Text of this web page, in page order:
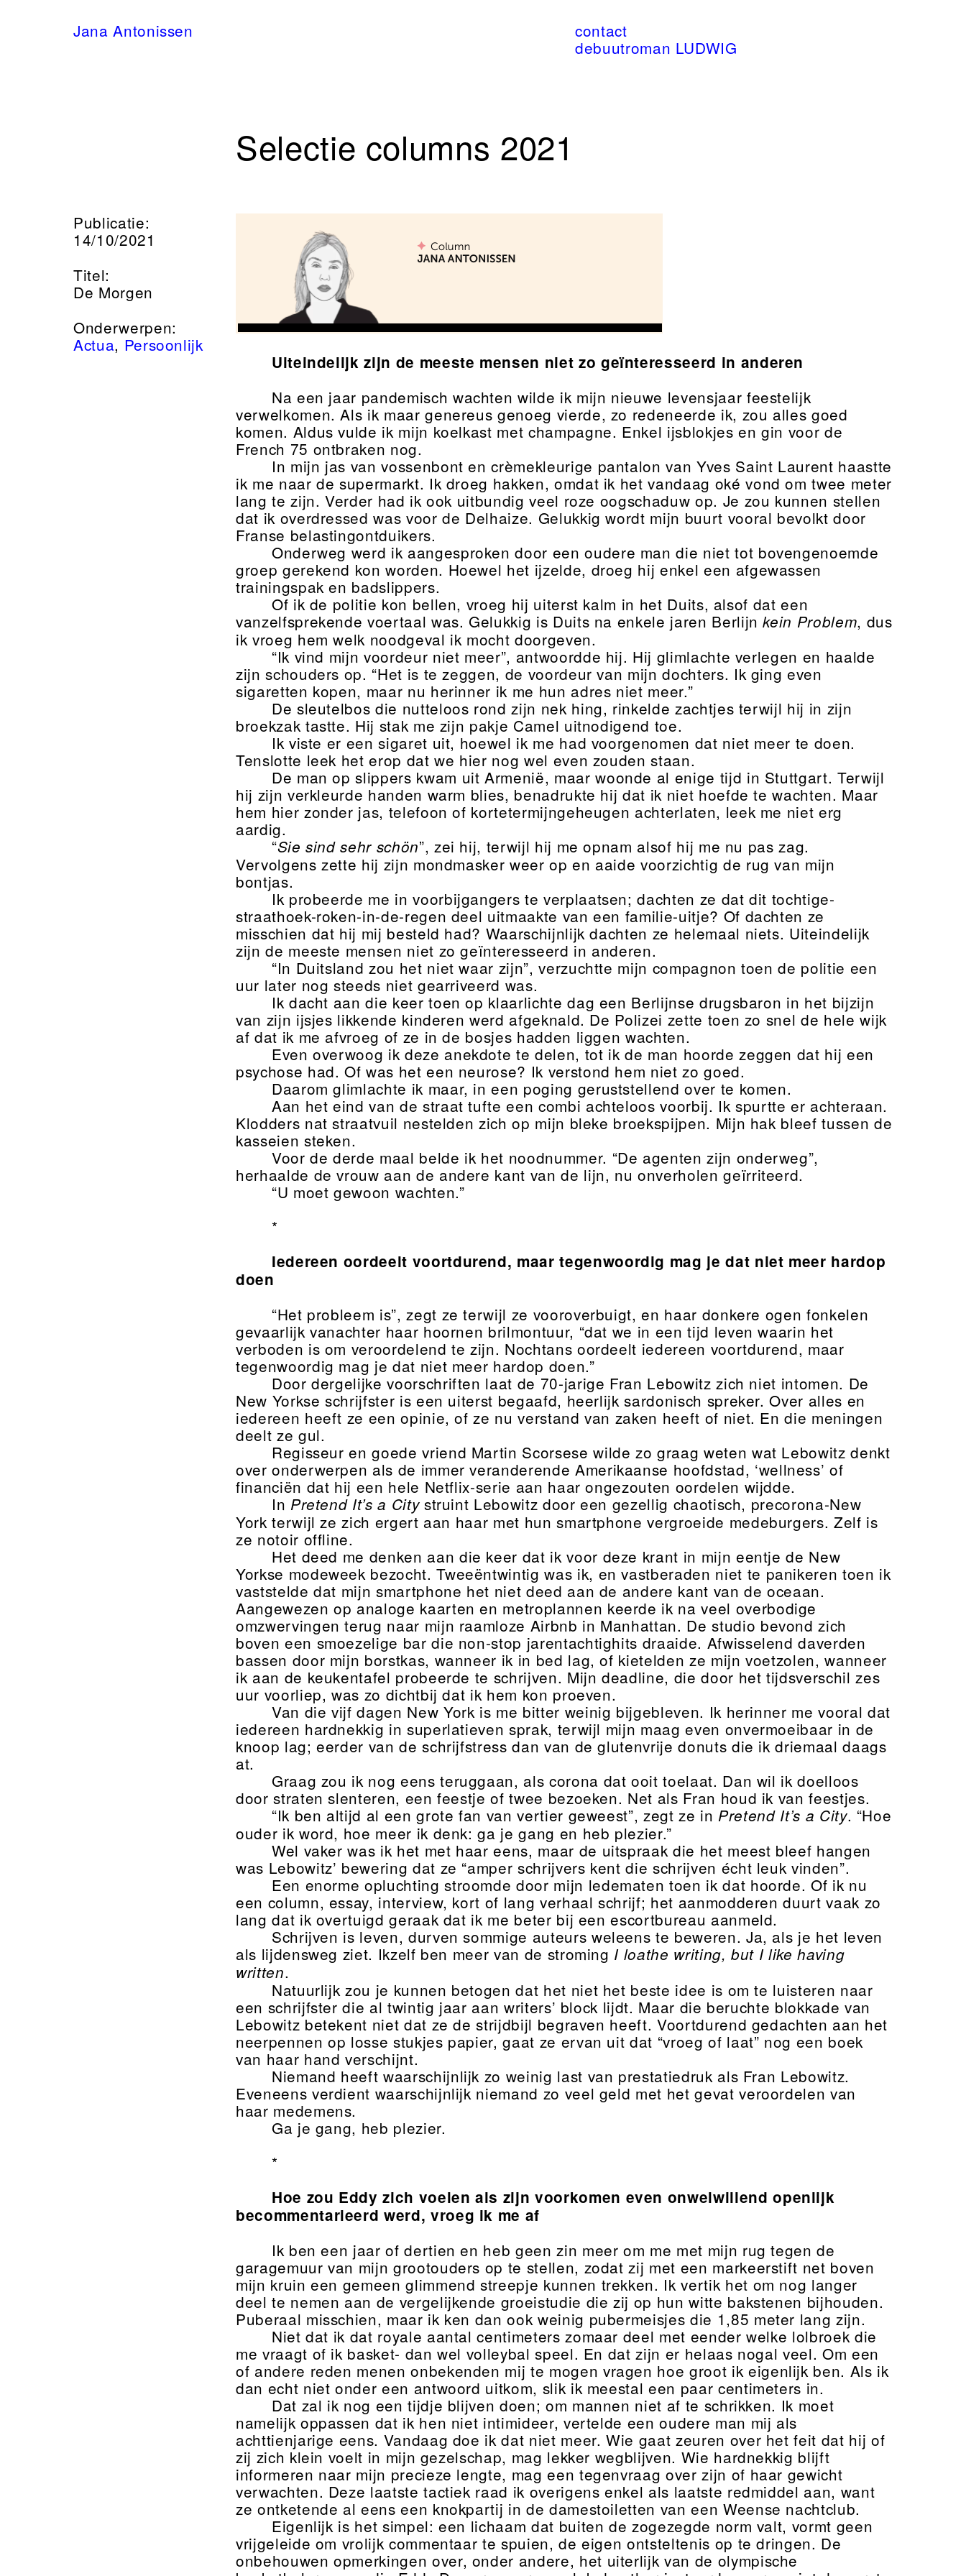
Jana Antonissen
contact
debuutroman LUDWIG
Selectie columns 2021
Publicatie:
14/10/2021
Titel:
De Morgen
Onderwerpen:
Actua, Persoonlijk
Uiteindelijk zijn de meeste mensen niet zo geïnteresseerd in anderen
Na een jaar pandemisch wachten wilde ik mijn nieuwe levensjaar feestelijk
verwelkomen. Als ik maar genereus genoeg vierde, zo redeneerde ik, zou alles goed
komen. Aldus vulde ik mijn koelkast met champagne. Enkel ijsblokjes en gin voor de
French 75 ontbraken nog.
In mijn jas van vossenbont en crèmekleurige pantalon van Yves Saint Laurent haastte
ik me naar de supermarkt. Ik droeg hakken, omdat ik het vandaag oké vond om twee meter
lang te zijn. Verder had ik ook uitbundig veel roze oogschaduw op. Je zou kunnen stellen
dat ik overdressed was voor de Delhaize. Gelukkig wordt mijn buurt vooral bevolkt door
Franse belastingontduikers.
Onderweg werd ik aangesproken door een oudere man die niet tot bovengenoemde
groep gerekend kon worden. Hoewel het ijzelde, droeg hij enkel een afgewassen
trainingspak en badslippers.
Of ik de politie kon bellen, vroeg hij uiterst kalm in het Duits, alsof dat een
vanzelfsprekende voertaal was. Gelukkig is Duits na enkele jaren Berlijnkein Problem, dus
ik vroeg hem welk noodgeval ik mocht doorgeven.
“Ik vind mijn voordeur niet meer”, antwoordde hij. Hij glimlachte verlegen en haalde
zijn schouders op. “Het is te zeggen, de voordeur van mijn dochters. Ik ging even
sigaretten kopen, maar nu herinner ik me hun adres niet meer.”
De sleutelbos die nutteloos rond zijn nek hing, rinkelde zachtjes terwijl hij in zijn
broekzak tastte. Hij stak me zijn pakje Camel uitnodigend toe.
Ik viste er een sigaret uit, hoewel ik me had voorgenomen dat niet meer te doen.
Tenslotte leek het erop dat we hier nog wel even zouden staan.
De man op slippers kwam uit Armenië, maar woonde al enige tijd in Stuttgart. Terwijl
hij zijn verkleurde handen warm blies, benadrukte hij dat ik niet hoefde te wachten. Maar
hem hier zonder jas, telefoon of kortetermijngeheugen achterlaten, leek me niet erg
aardig.
“Sie sind sehr schön”, zei hij, terwijl hij me opnam alsof hij me nu pas zag.
Vervolgens zette hij zijn mondmasker weer op en aaide voorzichtig de rug van mijn
bontjas.
Ik probeerde me in voorbijgangers te verplaatsen; dachten ze dat dit tochtige-
straathoek-roken-in-de-regen deel uitmaakte van een familie-uitje? Of dachten ze
misschien dat hij mij besteld had? Waarschijnlijk dachten ze helemaal niets. Uiteindelijk
zijn de meeste mensen niet zo geïnteresseerd in anderen.
“In Duitsland zou het niet waar zijn”, verzuchtte mijn compagnon toen de politie een
uur later nog steeds niet gearriveerd was.
Ik dacht aan die keer toen op klaarlichte dag een Berlijnse drugsbaron in het bijzijn
van zijn ijsjes likkende kinderen werd afgeknald. De Polizei zette toen zo snel de hele wijk
af dat ik me afvroeg of ze in de bosjes hadden liggen wachten.
Even overwoog ik deze anekdote te delen, tot ik de man hoorde zeggen dat hij een
psychose had. Of was het een neurose? Ik verstond hem niet zo goed.
Daarom glimlachte ik maar, in een poging geruststellend over te komen.
Aan het eind van de straat tufte een combi achteloos voorbij. Ik spurtte er achteraan.
Klodders nat straatvuil nestelden zich op mijn bleke broekspijpen. Mijn hak bleef tussen de
kasseien steken.
Voor de derde maal belde ik het noodnummer. “De agenten zijn onderweg”,
herhaalde de vrouw aan de andere kant van de lijn, nu onverholen geïrriteerd.
“U moet gewoon wachten.”
*
Iedereen oordeelt voortdurend, maar tegenwoordig mag je dat niet meer hardop
doen
“Het probleem is”, zegt ze terwijl ze vooroverbuigt, en haar donkere ogen fonkelen
gevaarlijk vanachter haar hoornen brilmontuur, “dat we in een tijd leven waarin het
verboden is om veroordelend te zijn. Nochtans oordeelt iedereen voortdurend, maar
tegenwoordig mag je dat niet meer hardop doen.”
Door dergelijke voorschriften laat de 70-jarige Fran Lebowitz zich niet intomen. De
New Yorkse schrijfster is een uiterst begaafd, heerlijk sardonisch spreker. Over alles en
iedereen heeft ze een opinie, of ze nu verstand van zaken heeft of niet. En die meningen
deelt ze gul.
Regisseur en goede vriend Martin Scorsese wilde zo graag weten wat Lebowitz denkt
over onderwerpen als de immer veranderende Amerikaanse hoofdstad, ‘wellness’ of
financiën dat hij een hele Netflix-serie aan haar ongezouten oordelen wijdde.
In Pretend It’s a Citystruint Lebowitz door een gezellig chaotisch, precorona-New
York terwijl ze zich ergert aan haar met hun smartphone vergroeide medeburgers. Zelf is
ze notoir offline.
Het deed me denken aan die keer dat ik voor deze krant in mijn eentje de New
Yorkse modeweek bezocht. Tweeëntwintig was ik, en vastberaden niet te panikeren toen ik
vaststelde dat mijn smartphone het niet deed aan de andere kant van de oceaan.
Aangewezen op analoge kaarten en metroplannen keerde ik na veel overbodige
omzwervingen terug naar mijn raamloze Airbnb in Manhattan. De studio bevond zich
boven een smoezelige bar die non-stop jarentachtighits draaide. Afwisselend daverden
bassen door mijn borstkas, wanneer ik in bed lag, of kietelden ze mijn voetzolen, wanneer
ik aan de keukentafel probeerde te schrijven. Mijn deadline, die door het tijdsverschil zes
uur voorliep, was zo dichtbij dat ik hem kon proeven.
Van die vijf dagen New York is me bitter weinig bijgebleven. Ik herinner me vooral dat
iedereen hardnekkig in superlatieven sprak, terwijl mijn maag even onvermoeibaar in de
knoop lag; eerder van de schrijfstress dan van de glutenvrije donuts die ik driemaal daags
at.
Graag zou ik nog eens teruggaan, als corona dat ooit toelaat. Dan wil ik doelloos
door straten slenteren, een feestje of twee bezoeken. Net als Fran houd ik van feestjes.
“Ik ben altijd al een grote fan van vertier geweest”, zegt ze in Pretend It’s a City. “Hoe
ouder ik word, hoe meer ik denk: ga je gang en heb plezier.”
Wel vaker was ik het met haar eens, maar de uitspraak die het meest bleef hangen
was Lebowitz’ bewering dat ze “amper schrijvers kent die schrijven écht leuk vinden”.
Een enorme opluchting stroomde door mijn ledematen toen ik dat hoorde. Of ik nu
een column, essay, interview, kort of lang verhaal schrijf; het aanmodderen duurt vaak zo
lang dat ik overtuigd geraak dat ik me beter bij een escortbureau aanmeld.
Schrijven is leven, durven sommige auteurs weleens te beweren. Ja, als je het leven
als lijdensweg ziet. Ikzelf ben meer van de stroming I loathe writing, but I like having
written.
Natuurlijk zou je kunnen betogen dat het niet het beste idee is om te luisteren naar
een schrijfster die al twintig jaar aan writers’ block lijdt. Maar die beruchte blokkade van
Lebowitz betekent niet dat ze de strijdbijl begraven heeft. Voortdurend gedachten aan het
neerpennen op losse stukjes papier, gaat ze ervan uit dat “vroeg of laat” nog een boek
van haar hand verschijnt.
Niemand heeft waarschijnlijk zo weinig last van prestatiedruk als Fran Lebowitz.
Eveneens verdient waarschijnlijk niemand zo veel geld met het gevat veroordelen van
haar medemens.
Ga je gang, heb plezier.
*
Hoe zou Eddy zich voelen als zijn voorkomen even onwelwillend openlijk
becommentarieerd werd, vroeg ik me af
Ik ben een jaar of dertien en heb geen zin meer om me met mijn rug tegen de
garagemuur van mijn grootouders op te stellen, zodat zij met een markeerstift net boven
mijn kruin een gemeen glimmend streepje kunnen trekken. Ik vertik het om nog langer
deel te nemen aan de vergelijkende groeistudie die zij op hun witte bakstenen bijhouden.
Puberaal misschien, maar ik ken dan ook weinig pubermeisjes die 1,85 meter lang zijn.
Niet dat ik dat royale aantal centimeters zomaar deel met eender welke lolbroek die
me vraagt of ik basket- dan wel volleybal speel. En dat zijn er helaas nogal veel. Om een
of andere reden menen onbekenden mij te mogen vragen hoe groot ik eigenlijk ben. Als ik
dan echt niet onder een antwoord uitkom, slik ik meestal een paar centimeters in.
Dat zal ik nog een tijdje blijven doen; om mannen niet af te schrikken. Ik moet
namelijk oppassen dat ik hen niet intimideer, vertelde een oudere man mij als
achttienjarige eens. Vandaag doe ik dat niet meer. Wie gaat zeuren over het feit dat hij of
zij zich klein voelt in mijn gezelschap, mag lekker wegblijven. Wie hardnekkig blijft
informeren naar mijn precieze lengte, mag een tegenvraag over zijn of haar gewicht
verwachten. Deze laatste tactiek raad ik overigens enkel als laatste redmiddel aan, want
ze ontketende al eens een knokpartij in de damestoiletten van een Weense nachtclub.
Eigenlijk is het simpel: een lichaam dat buiten de zogezegde norm valt, vormt geen
vrijgeleide om vrolijk commentaar te spuien, de eigen ontsteltenis op te dringen. De
onbehouwen opmerkingen over, onder andere, het uiterlijk van de olympische